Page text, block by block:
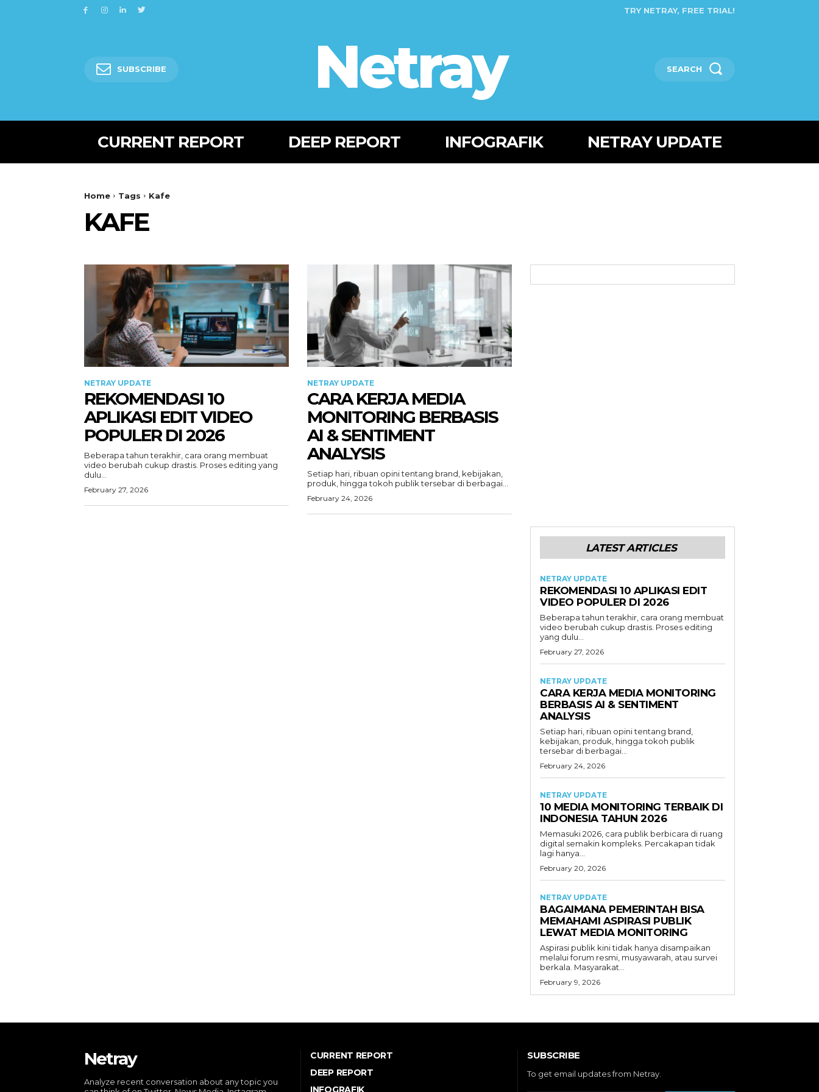
TRY NETRAY, FREE TRIAL!
SUBSCRIBE Netray SEARCH
CURRENT REPORT DEEP REPORT INFOGRAFIK NETRAY UPDATE
Home Tags Kafe
KAFE
NETRAY UPDATE
REKOMENDASI 10
APLIKASI EDIT VIDEO
POPULER DI 2026
Beberapa tahun terakhir, cara orang membuat
video berubah cukup drastis. Proses editing yang
dulu...
February 27, 2026
NETRAY UPDATE
CARA KERJA MEDIA
MONITORING BERBASIS
AI & SENTIMENT
ANALYSIS
Setiap hari, ribuan opini tentang brand, kebijakan,
produk, hingga tokoh publik tersebar di berbagai...
February 24, 2026
LATEST ARTICLES
NETRAY UPDATE
REKOMENDASI 10 APLIKASI EDIT
VIDEO POPULER DI 2026
Beberapa tahun terakhir, cara orang membuat
video berubah cukup drastis. Proses editing
yang dulu...
February 27, 2026
NETRAY UPDATE
CARA KERJA MEDIA MONITORING
BERBASIS AI & SENTIMENT
ANALYSIS
Setiap hari, ribuan opini tentang brand,
kebijakan, produk, hingga tokoh publik
tersebar di berbagai...
February 24, 2026
NETRAY UPDATE
10 MEDIA MONITORING TERBAIK DI
INDONESIA TAHUN 2026
Memasuki 2026, cara publik berbicara di ruang
digital semakin kompleks. Percakapan tidak
lagi hanya...
February 20, 2026
NETRAY UPDATE
BAGAIMANA PEMERINTAH BISA
MEMAHAMI ASPIRASI PUBLIK
LEWAT MEDIA MONITORING
Aspirasi publik kini tidak hanya disampaikan
melalui forum resmi, musyawarah, atau survei
berkala. Masyarakat...
February 9, 2026
Netray
Analyze recent conversation about any topic you
CURRENT REPORT
DEEP REPORT
INFOGRAFIK
SUBSCRIBE
To get email updates from Netray.